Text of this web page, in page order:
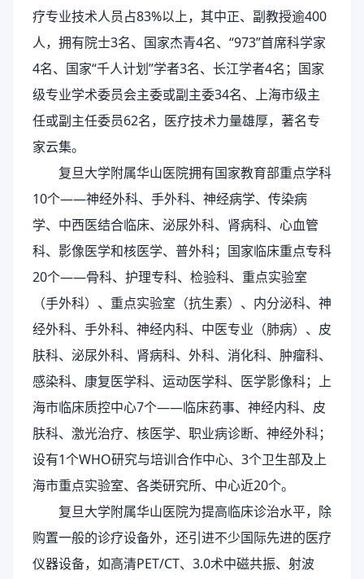
疗专业技术人员占83%以上，其中正、副教授逾400
人，拥有院士3名、国家杰青4名、“973”首席科学家
4名、国家“千人计划”学者3名、长江学者4名；国家
级专业学术委员会主委或副主委34名、上海市级主
任或副主任委员62名，医疗技术力量雄厚，著名专
家云集。
复旦大学附属华山医院拥有国家教育部重点学科
10个——神经外科、手外科、神经病学、传染病
学、中西医结合临床、泌尿外科、肾病科、心血管
科、影像医学和核医学、普外科；国家临床重点专科
20个——骨科、护理专科、检验科、重点实验室
（手外科）、重点实验室（抗生素）、内分泌科、神
经外科、手外科、神经内科、中医专业（肺病）、皮
肤科、泌尿外科、肾病科、外科、消化科、肿瘤科、
感染科、康复医学科、运动医学科、医学影像科；上
海市临床质控中心7个——临床药事、神经内科、皮
肤科、激光治疗、核医学、职业病诊断、神经外科；
设有1个WHO研究与培训合作中心、3个卫生部及上
海市重点实验室、各类研究所、中心近20个。
复旦大学附属华山医院为提高临床诊治水平，除
购置一般的诊疗设备外，还引进不少国际先进的医疗
仪器设备，如高清PET/CT、3.0术中磁共振、射波